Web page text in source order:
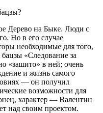
Дерево на Быке. Люди с
Но в его случае
необходимые для того,
«Следование за
«зашито» в ней; очень
и жизнь самого
— он получил
возможности для
характер — Валентин
над своим проектом.